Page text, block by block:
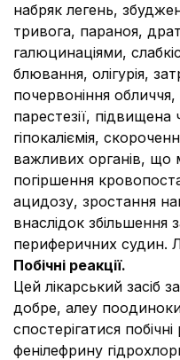
набряк легень,
тривога, параноя,
галюцинаціями,
блювання, олігурія,
почервоніння обличчя,
парестезії, підвищена
гіпокаліємія,
важливих органів,
погіршення
ацидозу, зростання
внаслідок збільшення
периферичних судин.
Побічні реакції.
Цей лікарський засіб
добре, алеу
спостерігатися
фенілефрину